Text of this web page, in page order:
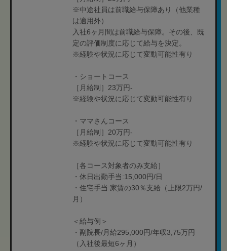
※中途社員は前職給与保障あり（他業種
は適用外）
入社6ヶ月間は前職給与保障。その後、既
定の評価制度に応じて給与を決定。
※経験や状況に応じて変動可能性有り
・ショートコース
［月給制］23万円-
※経験や状況に応じて変動可能性有り
・ママさんコース
［月給制］20万円-
※経験や状況に応じて変動可能性有り
［各コース対象者のみ支給］
・休日出勤手当:15,000円/日
・住宅手当:家賃の30％支給（上限2万円/
月）
＜給与例＞
・副院長/月給295,000円/年収3,75万円
（入社後最短6ヶ月）